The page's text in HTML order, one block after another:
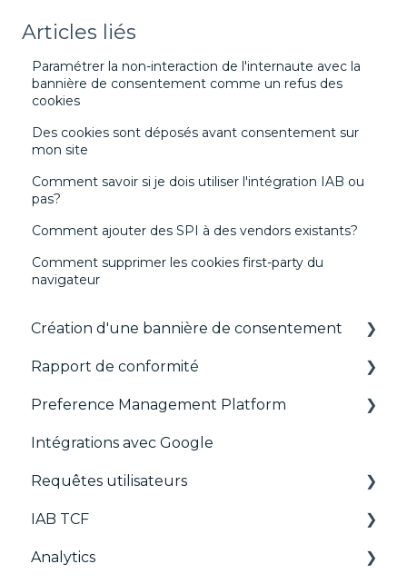
Articles liés
Paramétrer la non-interaction de l'internaute avec la
bannière de consentement comme un refus des
cookies
Des cookies sont déposés avant consentement sur
mon site
Comment savoir si je dois utiliser l'intégration IAB ou
pas?
Comment ajouter des SPI à des vendors existants?
Comment supprimer les cookies first-party du
navigateur
Création d'une bannière de consentement
Les fondamentaux
Bannières par format
Gérer les Vendors et Purposes
Personnalisation
Multi-réglementations
Frameworks
Rapport de conformité
CMP Vendor Sync
Advanced Compliance Monitoring
Preference Management Platform
Configuration Tree
Widget
Déployer
Intégrations avec Google
Requêtes utilisateurs
Requêtes utilisateurs
Widgets
IAB TCF
Google & le TCF
Analytics